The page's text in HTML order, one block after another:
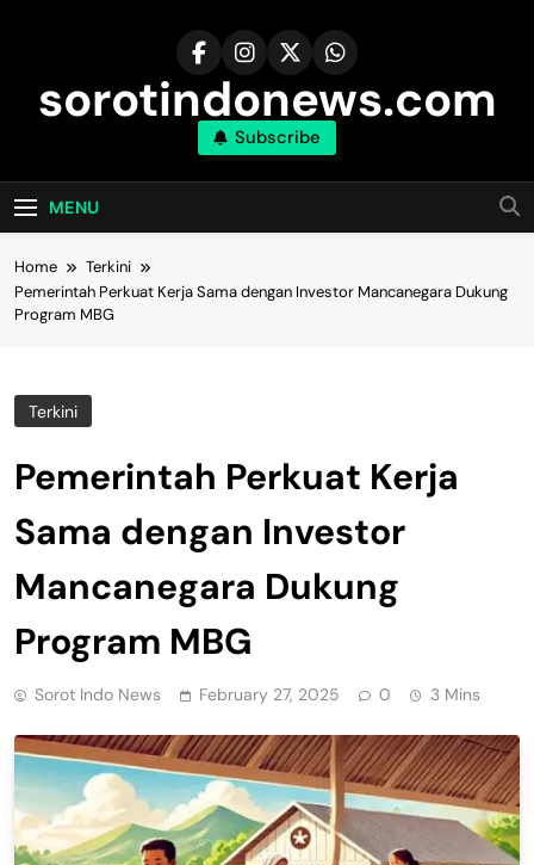
sorotindonews.com
Subscribe
MENU
Home
Terkini
Pemerintah Perkuat Kerja Sama dengan Investor Mancanegara Dukung
Program MBG
Terkini
Pemerintah Perkuat Kerja
Sama dengan Investor
Mancanegara Dukung
Program MBG
Sorot Indo News February 27, 2025 0 3 Mins